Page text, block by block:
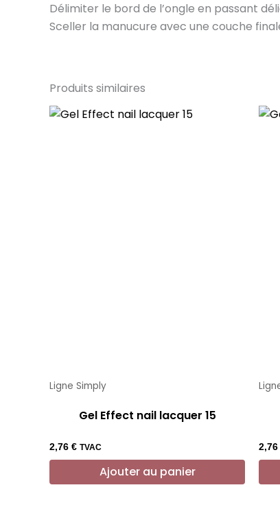
Délimiter le bord de l’ongle en passant
Sceller la manucure avec une couche finale
Produits similaires
Ligne Simply
Gel Effect nail lacquer 15
2,76 € TVAC
Ajouter au panier
2,76